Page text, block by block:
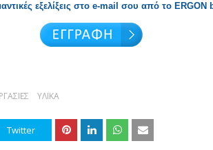
εξελίξεις στο e-mail σου από το ERGON
ΥΛΙΚΑ
Twitter